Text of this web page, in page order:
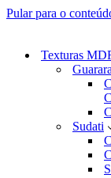
Pular para o
Texturas
Sudati